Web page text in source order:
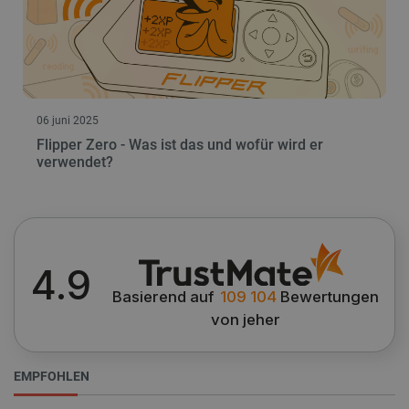
4.9 Basierend auf 109 104Bewertungen
von jeher
EMPFOHLEN
06 juni 2025
Flipper Zero - Was ist das und wofür wird er
verwendet?
critAccountId
PrestaShop-[abcdef0123456789]{32} .botland.de